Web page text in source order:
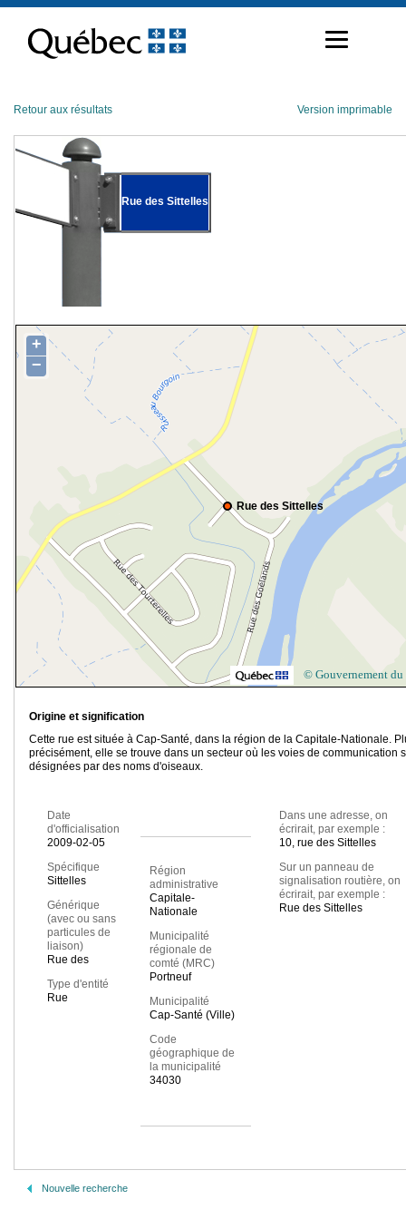
contenu
Retour aux résultats Version imprimable
Rue des Sittelles
Rue des Sittelles
+
−
© Gouvernement du
Origine et signification
Cette rue est située à Cap-Santé, dans la région de la Capitale-Nationale.
précisément, elle se trouve dans un secteur où les voies de communication
désignées par des noms d'oiseaux.
Date
d'officialisation
2009-02-05
Spécifique
Sittelles
Générique
(avec ou sans
particules de
liaison)
Rue des
Type d'entité
Rue
Région
administrative
Capitale-
Nationale
Municipalité
régionale de
comté (MRC)
Portneuf
Municipalité
Cap-Santé (Ville)
Code
géographique de
la municipalité
34030
Dans une adresse, on
écrirait, par exemple :
10, rue des Sittelles
Sur un panneau de
signalisation routière, on
écrirait, par exemple :
Rue des Sittelles
Nouvelle recherche